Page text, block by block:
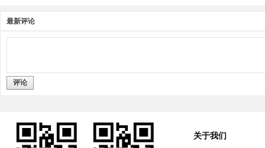
最新评论
评论
关于我们